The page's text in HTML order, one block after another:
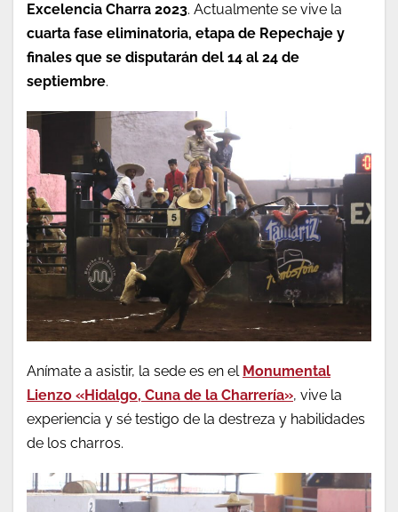
Excelencia Charra 2023. Actualmente se vive la
cuarta fase eliminatoria, etapa de Repechaje y
finales que se disputarán del 14 al 24 de
septiembre.
Anímate a asistir, la sede es en el Monumental
Lienzo «Hidalgo, Cuna de la Charrería», vive la
experiencia y sé testigo de la destreza y habilidades
de los charros.